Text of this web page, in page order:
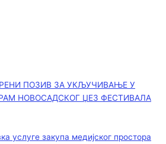
ПОЗИВ ЗА УКЉУЧИВАЊЕ У
НОВОСАДСКОГ ЏЕЗ ФЕСТИВАЛА
услуге закупа медијског простора